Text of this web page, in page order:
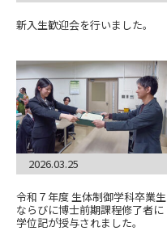
新入生歓迎会を行いました。
2026.03.25
令和７年度 生体制御学科卒業生
ならびに博士前期課程修了者に
学位記が授与されました。